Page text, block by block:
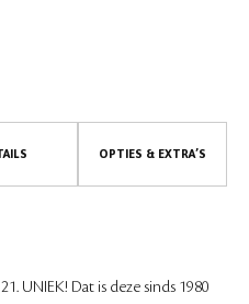
OPTIES & EXTRA’S
UNIEK! Dat is deze sinds 1980